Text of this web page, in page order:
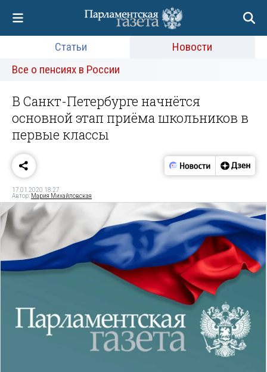
Статьи
Новости
Все о пенсиях в России
В Санкт-Петербурге начнётся
основной этап приёма школьников в
первые классы
17.01.2020 18:27
Автор: Мария Михайловская